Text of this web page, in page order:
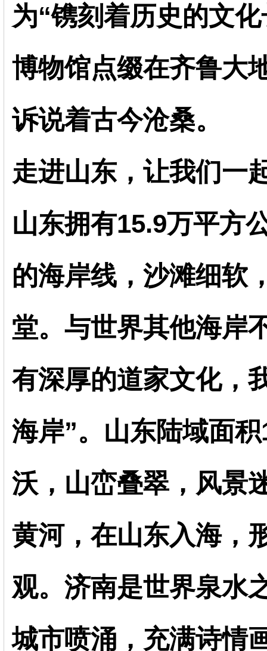
为“镌刻着历史的文
博物馆点缀在齐鲁大
诉说着古今沧桑。
走进山东，让我们一
山东拥有15.9万平方
的海岸线，沙滩细软
堂。与世界其他海岸
有深厚的道家文化，
海岸”。山东陆域面
沃，山峦叠翠，风景
黄河，在山东入海，
观。济南是世界泉水
城市喷涌，充满诗情